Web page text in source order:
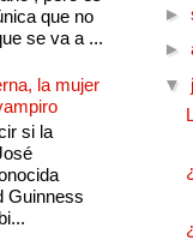
que no
se va a ...
la mujer
si la
Guinness
►
►
▼